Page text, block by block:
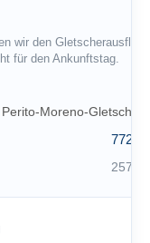
wir den Gletscherausflug
für den Ankunftstag.
Moreno-Gletscher
772 €
257 €